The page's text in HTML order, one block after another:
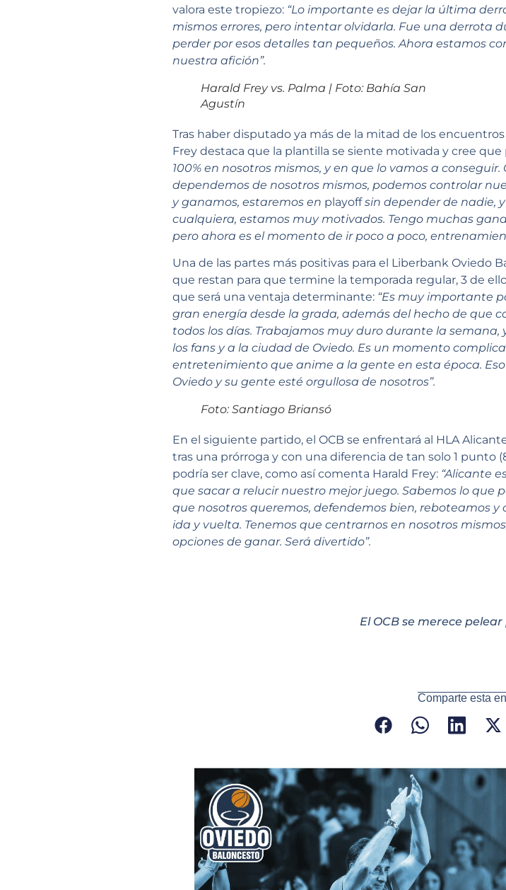
valora este tropiezo: “Lo importante es dejar la última
mismos errores, pero intentar olvidarla. Fue una derrota
perder por esos detalles tan pequeños. Ahora estamos
nuestra afición”.
Harald Frey vs. Palma | Foto: Bahía San
Agustín
Tras haber disputado ya más de la mitad de los encuentros
Frey destaca que la plantilla se siente motivada y cree
100% en nosotros mismos, y en que lo vamos a
dependemos de nosotros mismos, podemos controlar
y ganamos, estaremos en playoffsin depender de nadie,
cualquiera, estamos muy motivados. Tengo muchas
pero ahora es el momento de ir poco a poco,
Una de las partes más positivas para el Liberbank Oviedo
que restan para que termine la temporada regular, 3 de
que será una ventaja determinante: “Es muy importante
gran energía desde la grada, además del hecho de que
todos los días. Trabajamos muy duro durante la
los fans y a la ciudad de Oviedo. Es un momento
entretenimiento que anime a la gente en esta época.
Oviedo y su gente esté orgullosa de nosotros”.
Foto: Santiago Briansó
En el siguiente partido, el OCB se enfrentará al HLA
tras una prórroga y con una diferencia de tan solo 1 punto
podría ser clave, como así comenta Harald Frey: “Alicante
que sacar a relucir nuestro mejor juego. Sabemos lo que
que nosotros queremos, defendemos bien, reboteamos y
ida y vuelta. Tenemos que centrarnos en nosotros
opciones de ganar. Será divertido”.
El OCB se merece
Comparte esta